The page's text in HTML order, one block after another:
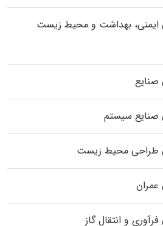
ایمنی، بهداشت و محیط زیست
صنایع
صنایع سیستم
طراحی محیط زیست
و انتقال گاز